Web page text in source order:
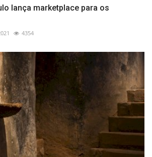
lança marketplace para os
4354